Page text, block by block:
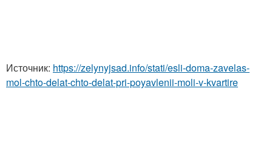
Источник: https://zelynyjsad.info/stati/esli-doma-zavelas-
mol-chto-delat-chto-delat-pri-poyavlenii-moli-v-kvartire